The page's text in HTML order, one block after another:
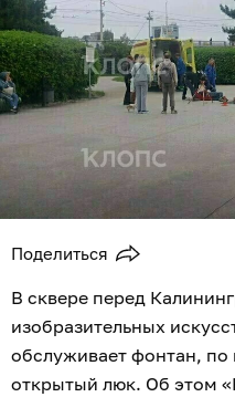
Поделиться
В сквере перед
изобразительных
обслуживает фонтан,
открытый люк. Об этом